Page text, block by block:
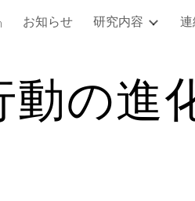
Skip to navigation
お知らせ 研究内容
動の進